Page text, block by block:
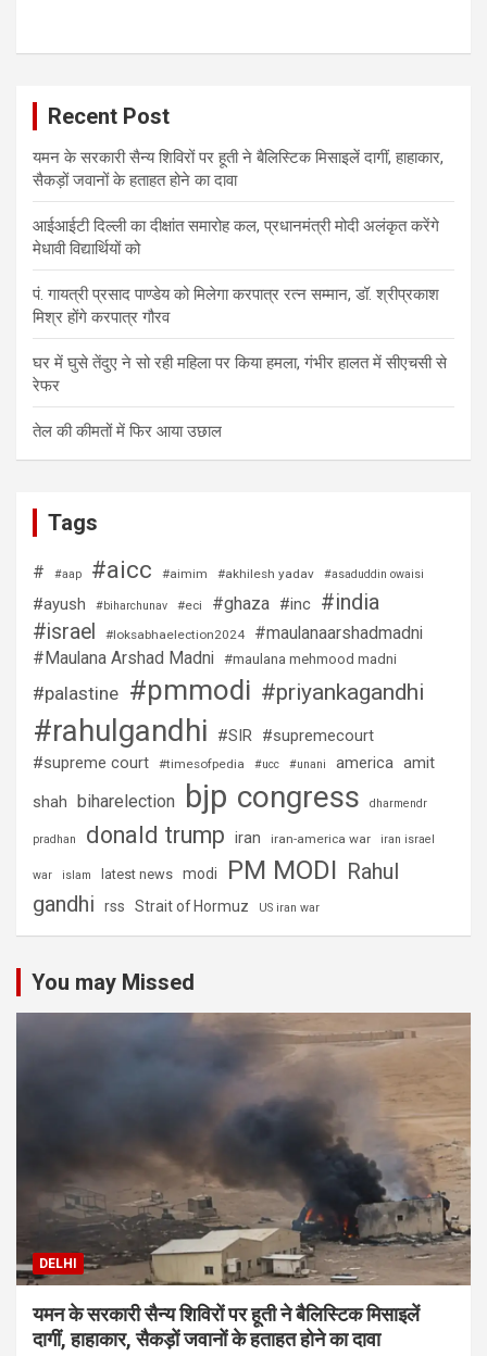
Recent Post
यमन के सरकारी सैन्य शिविरों पर हूती ने बैलिस्टिक मिसाइलें दागीं, हाहाकार,
सैकड़ों जवानों के हताहत होने का दावा
आईआईटी दिल्ली का दीक्षांत समारोह कल, प्रधानमंत्री मोदी अलंकृत करेंगे
मेधावी विद्यार्थियों को
पं. गायत्री प्रसाद पाण्डेय को मिलेगा करपात्र रत्न सम्मान, डॉ. श्रीप्रकाश
मिश्र होंगे करपात्र गौरव
घर में घुसे तेंदुए ने सो रही महिला पर किया हमला, गंभीर हालत में सीएचसी से
रेफर
तेल की कीमतों में फिर आया उछाल
Tags
# #aap #aicc #aimim #akhilesh yadav #asaduddin owaisi
#ayush #biharchunav #eci #ghaza #inc #india
#israel #loksabhaelection2024
#maulanaarshadmadni
#Maulana Arshad Madni
#maulana mehmood madni
#palastine #pmmodi #priyankagandhi
#rahulgandhi #SIR #supremecourt
#supreme court
#timesofpedia #ucc #unani america amit
shah biharelection bjp congress dharmendr
pradhan donald trump iran iran-america war iran israel
war islam latest news modi PM MODI Rahul
gandhi
rss Strait of Hormuz US iran war
You may Missed
DELHI
यमन के सरकारी सैन्य शिविरों पर हूती ने बैलिस्टिक मिसाइलें
दागीं, हाहाकार, सैकड़ों जवानों के हताहत होने का दावा